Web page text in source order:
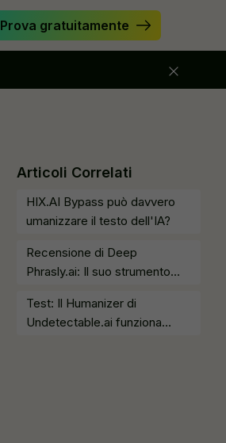
Prova gratuitamente
Articoli Correlati
HIX.AI Bypass può davvero
umanizzare il testo dell'IA?
Recensione di Deep
Phrasly.ai: Il suo strumento
Test: Il Humanizer di
Undetectable.ai funziona